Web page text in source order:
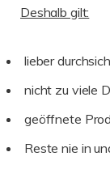
Deshalb gilt:
lieber
nicht zu viele
geöffnete
Reste nie in